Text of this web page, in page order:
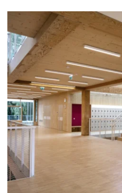
zoom +